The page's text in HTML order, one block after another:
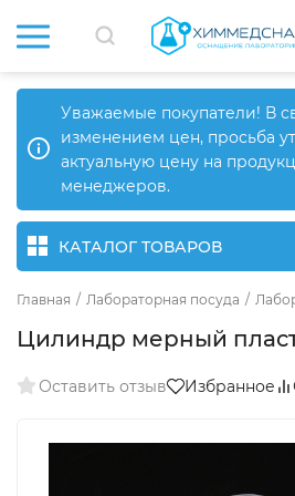
Уважаемые покупатели! В
изменением цен, просьба
актуальную цену на
менеджеров.
КАТАЛОГ ТОВАРОВ
Главная / Лабораторная посуда /
Цилиндр мерный
Оставить отзыв Избранное